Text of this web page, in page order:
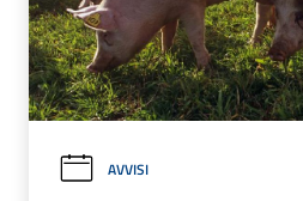
AVVISI